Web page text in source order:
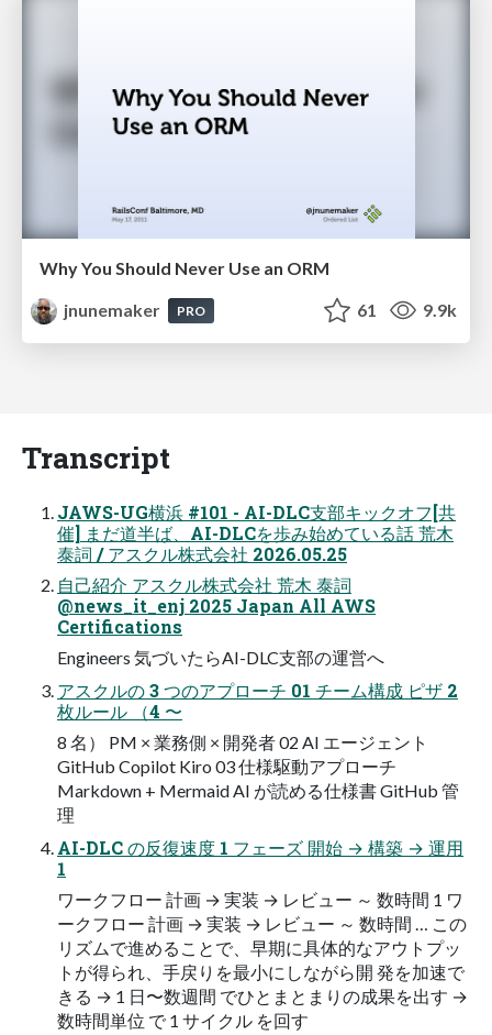
Why You Should Never Use an ORM
jnunemaker
PRO 61 9.9k
Transcript
JAWS-UG横浜 #101 - AI-DLC支部キックオフ[共
催] まだ道半ば、AI-DLCを歩み始めている話 荒木
泰詞 / アスクル株式会社 2026.05.25
自己紹介 アスクル株式会社 荒木 泰詞
@news_it_enj 2025 Japan All AWS
Certifications
Engineers 気づいたらAI-DLC支部の運営へ
アスクルの 3 つのアプローチ 01 チーム構成 ピザ 2
枚ルール （4 〜
8 名） PM × 業務側 × 開発者 02 AI エージェント
GitHub Copilot Kiro 03 仕様駆動アプローチ
Markdown + Mermaid AI が読める仕様書 GitHub 管
理
AI-DLC の反復速度 1 フェーズ 開始 → 構築 → 運用
1
ワークフロー 計画 → 実装 → レビュー ～ 数時間 1 ワ
ークフロー 計画 → 実装 → レビュー ～ 数時間 … この
リズムで進めることで、早期に具体的なアウトプッ
トが得られ、手戻りを最小にしながら開 発を加速で
きる → 1 日〜数週間 でひとまとまりの成果を出す →
数時間単位 で 1 サイクル を回す